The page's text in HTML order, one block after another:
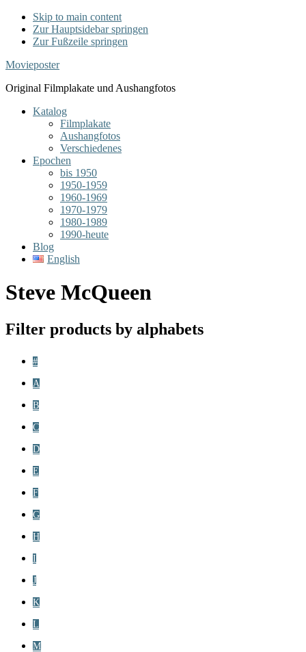
Skip to main content
Zur Hauptsidebar springen
Zur Fußzeile springen
Movieposter
Original Filmplakate und Aushangfotos
Katalog
Filmplakate
Aushangfotos
Verschiedenes
Epochen
bis 1950
1950-1959
1960-1969
1970-1979
1980-1989
1990-heute
Blog
English
Steve McQueen
Filter products by alphabets
#
A
B
C
D
E
F
G
H
I
J
K
L
M